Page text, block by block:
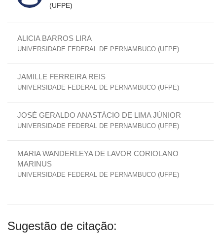
(UFPE)
ALICIA BARROS LIRA
UNIVERSIDADE FEDERAL DE PERNAMBUCO (UFPE)
JAMILLE FERREIRA REIS
UNIVERSIDADE FEDERAL DE PERNAMBUCO (UFPE)
JOSÉ GERALDO ANASTÁCIO DE LIMA JÚNIOR
UNIVERSIDADE FEDERAL DE PERNAMBUCO (UFPE)
MARIA WANDERLEYA DE LAVOR CORIOLANO
MARINUS
UNIVERSIDADE FEDERAL DE PERNAMBUCO (UFPE)
Sugestão de citação: